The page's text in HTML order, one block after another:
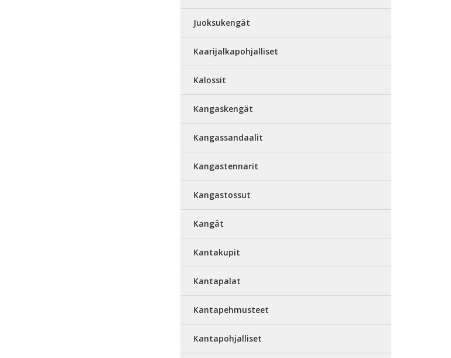
Juoksukengät
Kaarijalkapohjalliset
Kalossit
Kangaskengät
Kangassandaalit
Kangastennarit
Kangastossut
Kangät
Kantakupit
Kantapalat
Kantapehmusteet
Kantapohjalliset